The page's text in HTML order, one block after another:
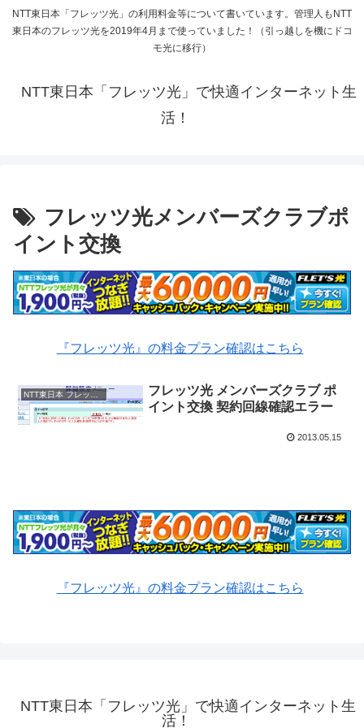
NTT東日本「フレッツ光」の利用料金等について書いています。管理人もNTT
東日本のフレッツ光を2019年4月まで使っていました！（引っ越しを機にドコ
モ光に移行）
NTT東日本「フレッツ光」で快適インターネット生
活！
フレッツ光メンバーズクラブポ
イント交換
『フレッツ光』の料金プラン確認はこちら
NTT東日本 フレッツ光 メンバーズクラブ
フレッツ光 メンバーズクラブ ポ
イント交換 契約回線確認エラー
2013.05.15
『フレッツ光』の料金プラン確認はこちら
NTT東日本「フレッツ光」で快適インターネット生
活！